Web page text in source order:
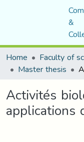
&
Home
Faculty of
Master thesis
Activités
applications